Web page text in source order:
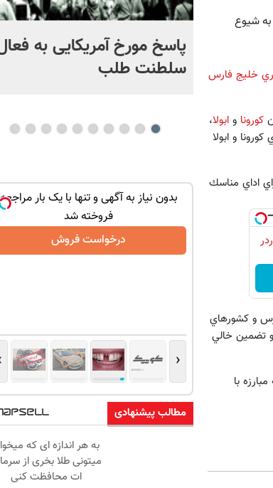
شیوع
خليج فارس
كورونا و ابولا،
و ابولا
اداي مناسك
فارس و كشورهاي
تضمين خالي
با
«گل
| ببینید
پاسخ مورخ آمریکایی به
سلطنت طلب
بدون نیاز به آگهی و تنها با یک بار مراجعه
فروخته شد
درخواست فروش
‹
مطالب پیشنهادی
به هر اندازه ای که
میتونی طلا بخری از
ات محافظت کنی